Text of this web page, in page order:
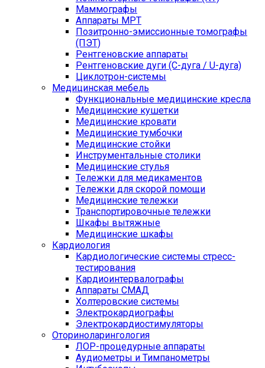
Маммографы
Аппараты МРТ
Позитронно-эмиссионные томографы
(ПЭТ)
Рентгеновские аппараты
Рентгеновские дуги (С-дуга / U-дуга)
Циклотрон-системы
Медицинская мебель
Функциональные медицинские кресла
Медицинские кушетки
Медицинские кровати
Медицинские тумбочки
Медицинские стойки
Инструментальные столики
Медицинские стулья
Тележки для медикаментов
Тележки для скорой помощи
Медицинские тележки
Транспортировочные тележки
Шкафы вытяжные
Медицинские шкафы
Кардиология
Кардиологические системы стресс-
тестирования
Кардиоинтервалографы
Аппараты СМАД
Холтеровские системы
Электрокардиографы
Электрокардиостимуляторы
Оториноларингология
ЛОР-процедурные аппараты
Аудиометры и Тимпанометры